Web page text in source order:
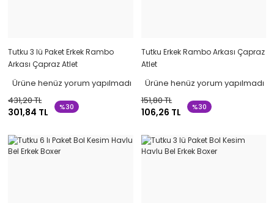
Tutku 3 lü Paket Erkek Rambo
Arkası Çapraz Atlet
Ürüne henüz yorum yapılmadı
431,20 TL
301,84 TL %30
Tutku Erkek Rambo Arkası Çapraz
Atlet
Ürüne henüz yorum yapılmadı
151,80 TL
106,26 TL %30